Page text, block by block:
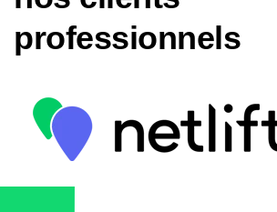
professionnels